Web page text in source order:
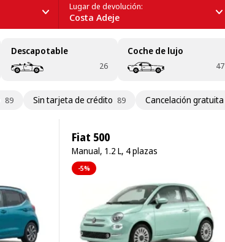
Lugar de devolución:
Costa Adeje
Descapotable
26
Coche de lujo
47
89 Sin tarjeta de crédito 89 Cancelación gratuita
Fiat 500
Manual, 1.2 L, 4 plazas
-5%